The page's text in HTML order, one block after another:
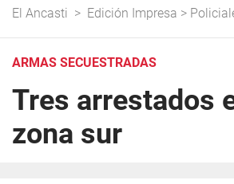
El Ancasti > Edición Impresa >
ARMAS SECUESTRADAS
Tres arrestados
zona sur